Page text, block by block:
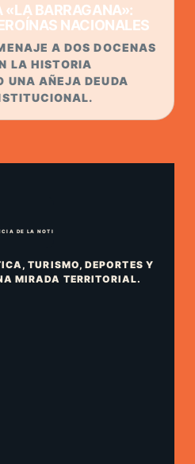
«LA BARRAGANA»:
NACIONALES
A DOS DOCENAS
LA HISTORIA
UNA AÑEJA DEUDA
TURISMO, DEPORTES Y
MIRADA TERRITORIAL.